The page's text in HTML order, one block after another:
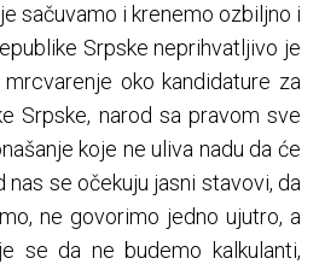
sačuvamo i krenemo ozbiljno i
Srpske neprihvatljivo je
oko kandidature za
Srpske, narod sa pravom sve
koje ne uliva nadu da će
se očekuju jasni stavovi, da
ne govorimo jedno ujutro, a
se da ne budemo kalkulanti,